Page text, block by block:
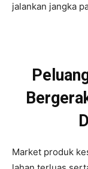
jalankan jangka
Market produk